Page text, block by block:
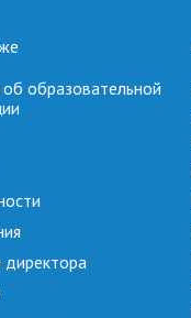
образовательной